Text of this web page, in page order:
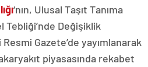
‘nın, Ulusal Taşıt Tanıma
Tebliği’nde Değişiklik
Resmi Gazete’de yayımlanarak
piyasasında rekabet